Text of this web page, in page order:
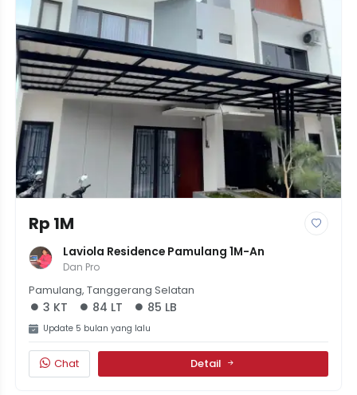
Rp 1M
Laviola Residence Pamulang 1M-An
Dan Pro
Pamulang, Tanggerang Selatan
3 KT 84 LT 85 LB
Update 5 bulan yang lalu
Chat Detail